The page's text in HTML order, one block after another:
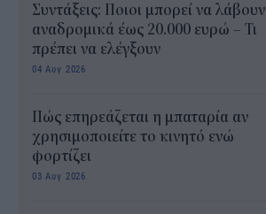
Συντάξεις: Ποιοι μπορεί να λάβουν
αναδρομικά έως 20.000 ευρώ – Τι
πρέπει να ελέγξουν
04 Αυγ 2026
Πώς επηρεάζεται η μπαταρία αν
χρησιμοποιείτε το κινητό ενώ
φορτίζει
03 Αυγ 2026